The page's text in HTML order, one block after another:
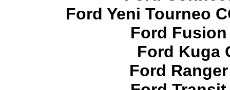
SOL ÖN KAPI DÖŞEMSİ
Ürün Kodu : 2017-2018 ford ranger şavftFord Yeni Tourneo
Ford Fusion
Ford Kuga
Ford